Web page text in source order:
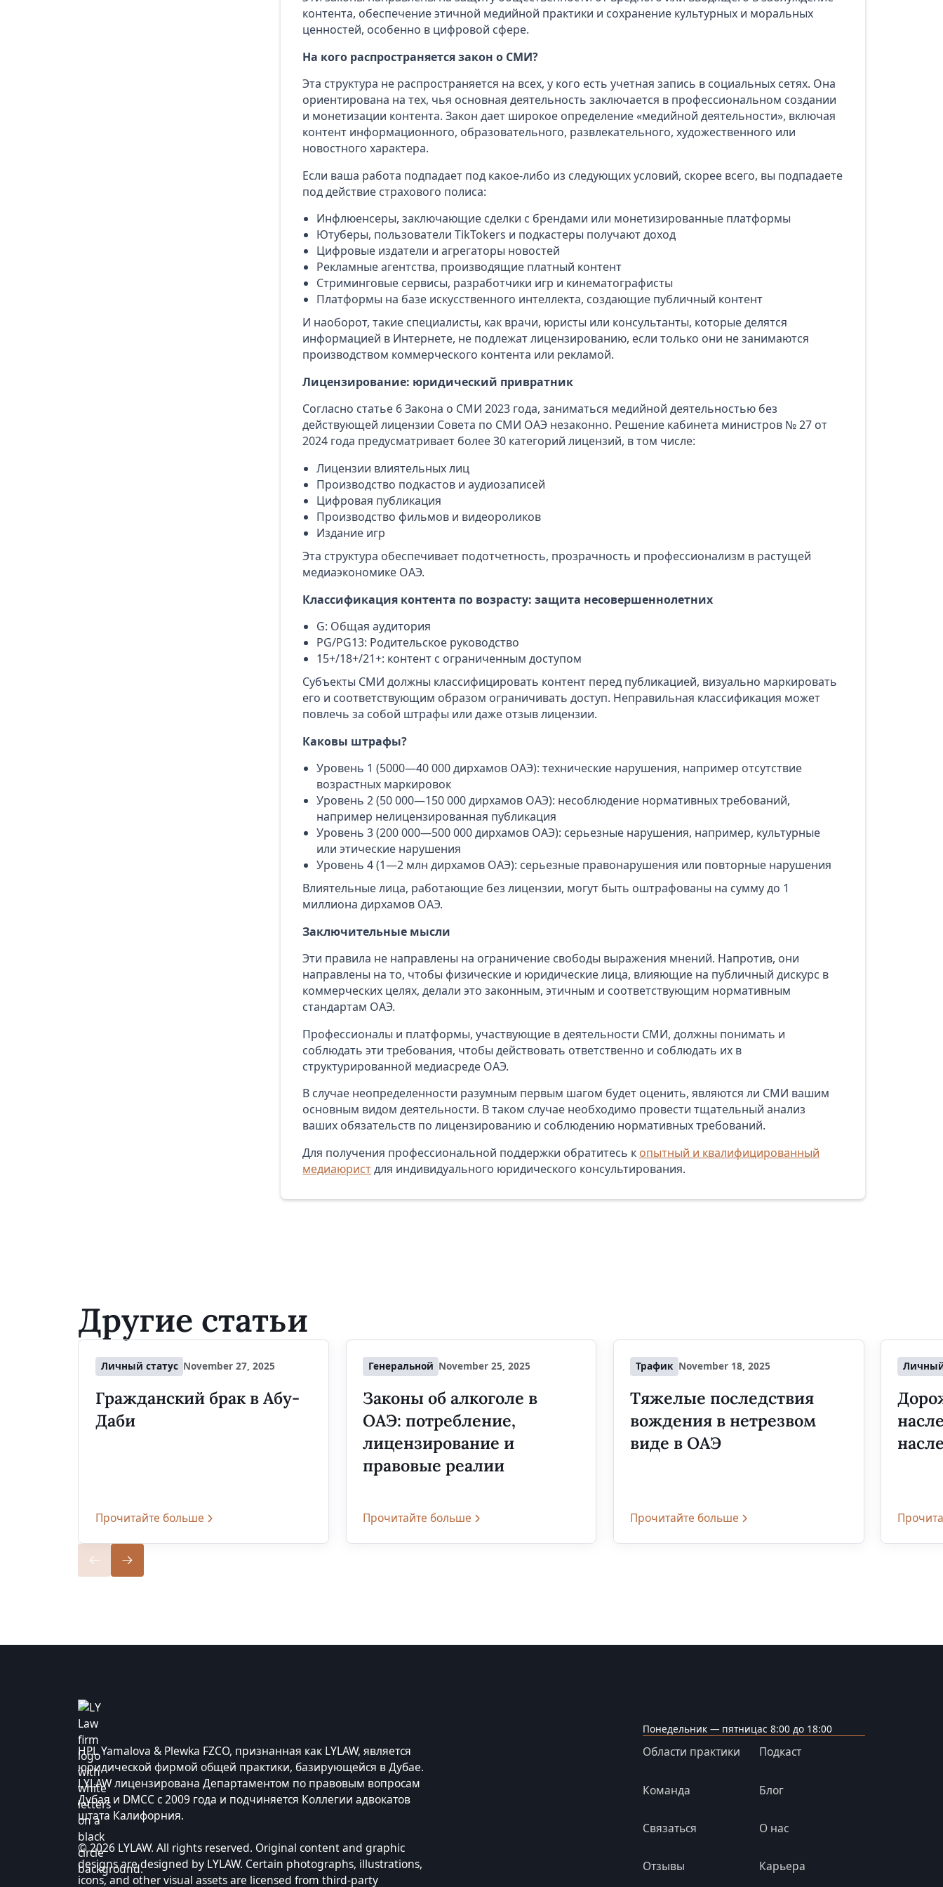
контента, обеспечение этичной медийной практики и сохранение культурных и моральных
ценностей, особенно в цифровой сфере.
На кого распространяется закон о СМИ?
Эта структура не распространяется на всех, у кого есть учетная запись в социальных сетях. Она
ориентирована на тех, чья основная деятельность заключается в профессиональном создании
и монетизации контента. Закон дает широкое определение «медийной деятельности», включая
контент информационного, образовательного, развлекательного, художественного или
новостного характера.
Если ваша работа подпадает под какое-либо из следующих условий, скорее всего, вы подпадаете
под действие страхового полиса:
Инфлюенсеры, заключающие сделки с брендами или монетизированные платформы
Ютуберы, пользователи TikTokers и подкастеры получают доход
Цифровые издатели и агрегаторы новостей
Рекламные агентства, производящие платный контент
Стриминговые сервисы, разработчики игр и кинематографисты
Платформы на базе искусственного интеллекта, создающие публичный контент
И наоборот, такие специалисты, как врачи, юристы или консультанты, которые делятся
информацией в Интернете, не подлежат лицензированию, если только они не занимаются
производством коммерческого контента или рекламой.
Лицензирование: юридический привратник
Согласно статье 6 Закона о СМИ 2023 года, заниматься медийной деятельностью без
действующей лицензии Совета по СМИ ОАЭ незаконно. Решение кабинета министров № 27 от
2024 года предусматривает более 30 категорий лицензий, в том числе:
Лицензии влиятельных лиц
Производство подкастов и аудиозаписей
Цифровая публикация
Производство фильмов и видеороликов
Издание игр
Эта структура обеспечивает подотчетность, прозрачность и профессионализм в растущей
медиаэкономике ОАЭ.
Классификация контента по возрасту: защита несовершеннолетних
G: Общая аудитория
PG/PG13: Родительское руководство
15+/18+/21+: контент с ограниченным доступом
Субъекты СМИ должны классифицировать контент перед публикацией, визуально маркировать
его и соответствующим образом ограничивать доступ. Неправильная классификация может
повлечь за собой штрафы или даже отзыв лицензии.
Каковы штрафы?
Уровень 1 (5000—40 000 дирхамов ОАЭ): технические нарушения, например отсутствие
возрастных маркировок
Уровень 2 (50 000—150 000 дирхамов ОАЭ): несоблюдение нормативных требований,
например нелицензированная публикация
Уровень 3 (200 000—500 000 дирхамов ОАЭ): серьезные нарушения, например, культурные
или этические нарушения
Уровень 4 (1—2 млн дирхамов ОАЭ): серьезные правонарушения или повторные нарушения
Влиятельные лица, работающие без лицензии, могут быть оштрафованы на сумму до 1
миллиона дирхамов ОАЭ.
Заключительные мысли
Эти правила не направлены на ограничение свободы выражения мнений. Напротив, они
направлены на то, чтобы физические и юридические лица, влияющие на публичный дискурс в
коммерческих целях, делали это законным, этичным и соответствующим нормативным
стандартам ОАЭ.
Профессионалы и платформы, участвующие в деятельности СМИ, должны понимать и
соблюдать эти требования, чтобы действовать ответственно и соблюдать их в
структурированной медиасреде ОАЭ.
В случае неопределенности разумным первым шагом будет оценить, являются ли СМИ вашим
основным видом деятельности. В таком случае необходимо провести тщательный анализ
ваших обязательств по лицензированию и соблюдению нормативных требований.
Для получения профессиональной поддержки обратитесь к опытный и квалифицированный
медиаюристдля индивидуального юридического консультирования.
Другие статьи
Личный статус November 27, 2025
Гражданский брак в Абу-
Даби
Прочитайте больше
Генеральной November 25, 2025
Законы об алкоголе в
ОАЭ: потребление,
лицензирование и
правовые реалии
Прочитайте больше
Трафик November 18, 2025
Тяжелые последствия
вождения в нетрезвом
виде в ОАЭ
Прочитайте больше
Личный
HPL Yamalova & Plewka FZCO, признанная как LYLAW, является
юридической фирмой общей практики, базирующейся в Дубае.
LYLAW лицензирована Департаментом по правовым вопросам
Дубая и DMCC с 2009 года и подчиняется Коллегии адвокатов
штата Калифорния.
© 2026 LYLAW. All rights reserved. Original content and graphic
designs are designed by LYLAW. Certain photographs, illustrations,
icons, and other visual assets are licensed from third-party
Понедельник — пятницас 8:00 до 18:00
Области практики Подкаст
Команда Блог
Связаться О нас
Отзывы Карьера